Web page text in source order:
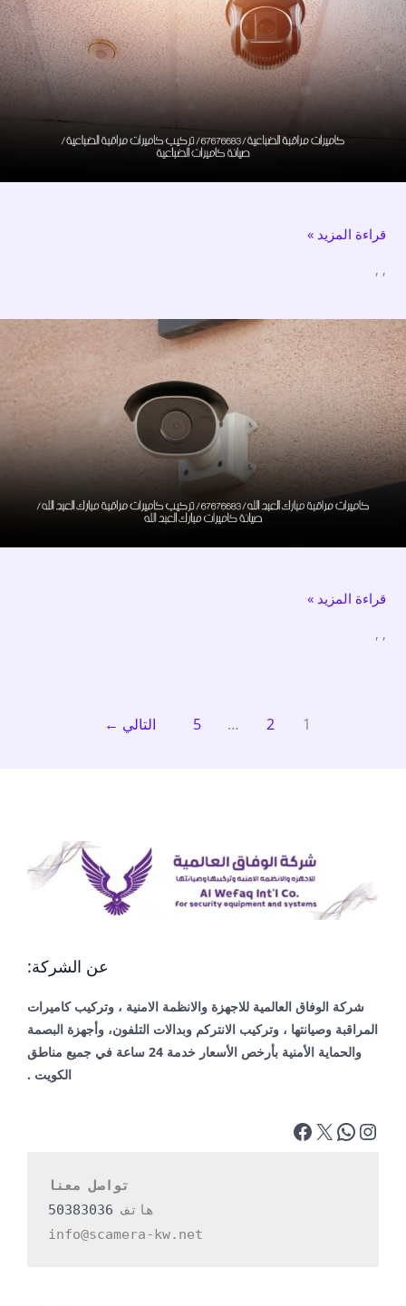
الضباعية
/
67676683
/
تركيب
كاميرات
الضباعية
صيانة
قراءة المزيد »
,
,
كاميرات
مراقبة
مبارك
العبد
الله
/
67676683
كاميرات
مبارك
قراءة المزيد »
,
,
1
2
…
5 التالي ←
عن الشركة:
شركة الوفاق العالمية للاجهزة والانظمة الامنية ، وتركيب كاميرات
المراقبة وصيانتها ، وتركيب الانتركم وبدالات التلفون، وأجهزة البصمة
والحماية الأمنية بأرخص الأسعار خدمة 24 ساعة في جميع مناطق
الكويت .
تواصل معنا
هاتف 50383036
info@scamera-kw.net